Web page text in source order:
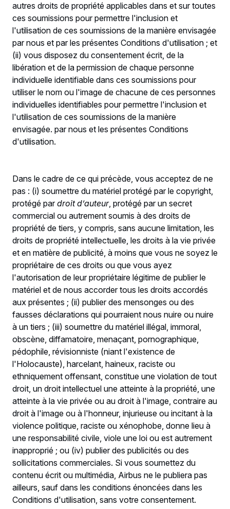
autres droits de propriété applicables dans et sur toutes
ces soumissions pour permettre l'inclusion et
l'utilisation de ces soumissions de la manière envisagée
par nous et par les présentes Conditions d'utilisation ; et
(ii) vous disposez du consentement écrit, de la
libération et de la permission de chaque personne
individuelle identifiable dans ces soumissions pour
utiliser le nom ou l'image de chacune de ces personnes
individuelles identifiables pour permettre l'inclusion et
l'utilisation de ces soumissions de la manière
envisagée. par nous et les présentes Conditions
d'utilisation.
Dans le cadre de ce qui précède, vous acceptez de ne
pas : (i) soumettre du matériel protégé par le copyright,
protégé pardroit d’auteur, protégé par un secret
commercial ou autrement soumis à des droits de
propriété de tiers, y compris, sans aucune limitation, les
droits de propriété intellectuelle, les droits à la vie privée
et en matière de publicité, à moins que vous ne soyez le
propriétaire de ces droits ou que vous ayez
l'autorisation de leur propriétaire légitime de publier le
matériel et de nous accorder tous les droits accordés
aux présentes ; (ii) publier des mensonges ou des
fausses déclarations qui pourraient nous nuire ou nuire
à un tiers ; (iii) soumettre du matériel illégal, immoral,
obscène, diffamatoire, menaçant, pornographique,
pédophile, révisionniste (niant l'existence de
l'Holocauste), harcelant, haineux, raciste ou
ethniquement offensant, constitue une violation de tout
droit, un droit intellectuel une atteinte à la propriété, une
atteinte à la vie privée ou au droit à l'image, contraire au
droit à l'image ou à l'honneur, injurieuse ou incitant à la
violence politique, raciste ou xénophobe, donne lieu à
une responsabilité civile, viole une loi ou est autrement
inapproprié ; ou (iv) publier des publicités ou des
sollicitations commerciales. Si vous soumettez du
contenu écrit ou multimédia, Airbus ne le publiera pas
ailleurs, sauf dans les conditions énoncées dans les
Conditions d'utilisation, sans votre consentement.